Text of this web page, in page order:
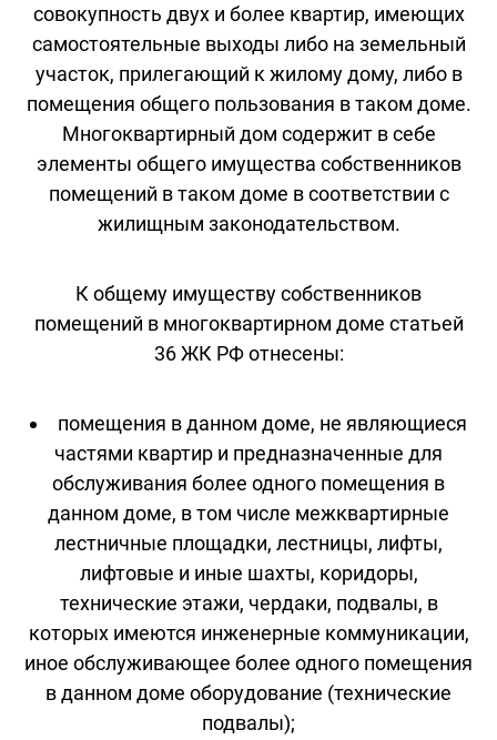
совокупность двух и более квартир, имеющих
самостоятельные выходы либо на земельный
участок, прилегающий к жилому дому, либо в
помещения общего пользования в таком доме.
Многоквартирный дом содержит в себе
элементы общего имущества собственников
помещений в таком доме в соответствии с
жилищным законодательством.
К общему имуществу собственников
помещений в многоквартирном доме статьей
36 ЖК РФ отнесены:
помещения в данном доме, не являющиеся
частями квартир и предназначенные для
обслуживания более одного помещения в
данном доме, в том числе межквартирные
лестничные площадки, лестницы, лифты,
лифтовые и иные шахты, коридоры,
технические этажи, чердаки, подвалы, в
которых имеются инженерные коммуникации,
иное обслуживающее более одного помещения
в данном доме оборудование (технические
подвалы);